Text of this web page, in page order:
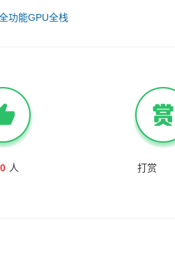
功能GPU全栈
0 人 打赏